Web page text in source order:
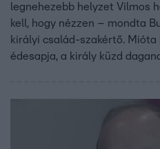
legnehezebb helyzet Vilmos
kell, hogy nézzen – mondta
királyi család-szakértő.
édesapja, a király küzd